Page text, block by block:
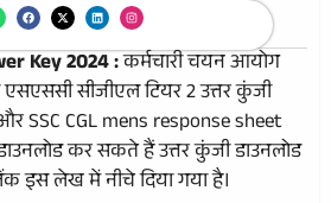
Key 2024 :कर्मचारी चयन आयोग
सीजीएल टियर 2 उत्तर कुंजी
SSC CGL mens response sheet
कर सकते हैं उत्तर कुंजी डाउनलोड
इस लेख में नीचे दिया गया है।